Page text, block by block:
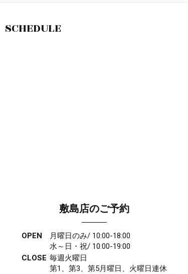
SCHEDULE
敷島店のご予約
OPEN
月曜日のみ/ 10:00-18:00
水～日・祝/ 10:00-19:00
CLOSE 毎週火曜日
第1、第3、第5月曜日、火曜日連休